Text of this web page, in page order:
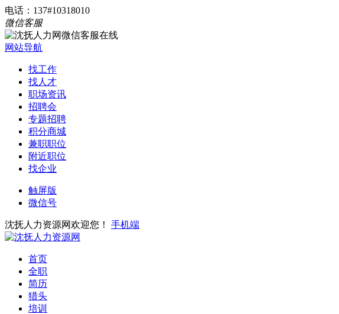
电话：137#10318010
微信客服
网站导航
找工作
找人才
职场资讯
招聘会
专题招聘
积分商城
兼职职位
附近职位
找企业
触屏版
微信号
沈抚人力资源网欢迎您！ 手机端
首页
全职
简历
猎头
培训